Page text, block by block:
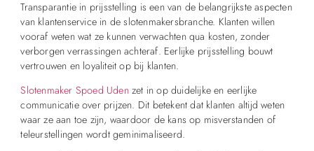
Transparantie in prijsstelling is een van de belangrijkste aspecten
van klantenservice in de slotenmakersbranche. Klanten willen
vooraf weten wat ze kunnen verwachten qua kosten, zonder
verborgen verrassingen achteraf. Eerlijke prijsstelling bouwt
vertrouwen en loyaliteit op bij klanten.
Slotenmaker Spoed Udenzet in op duidelijke en eerlijke
communicatie over prijzen. Dit betekent dat klanten altijd weten
waar ze aan toe zijn, waardoor de kans op misverstanden of
teleurstellingen wordt geminimaliseerd.